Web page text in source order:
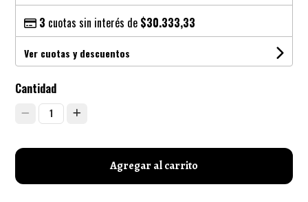
3 cuotas sin interés de $30.333,33
Ver cuotas y descuentos
Cantidad
1
Agregar al carrito